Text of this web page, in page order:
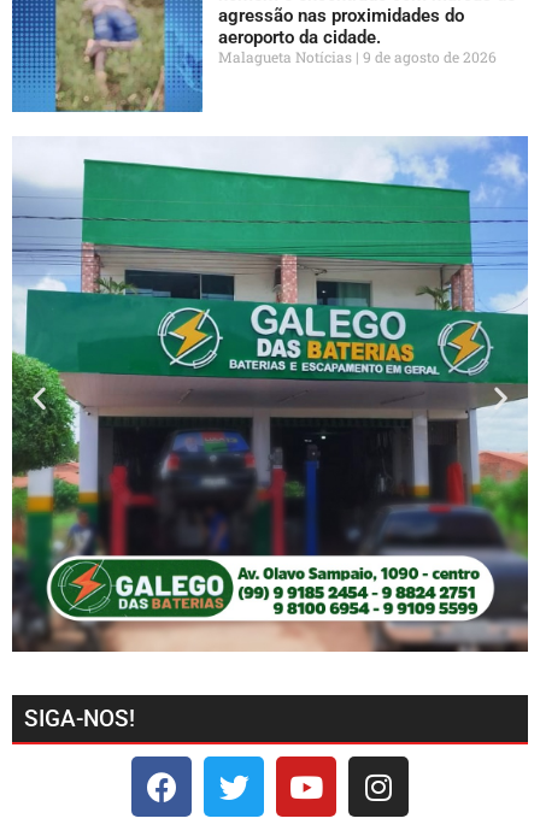
agressão nas proximidades do
aeroporto da cidade.
Malagueta Notícias 9 de agosto de 2026
SIGA-NOS!